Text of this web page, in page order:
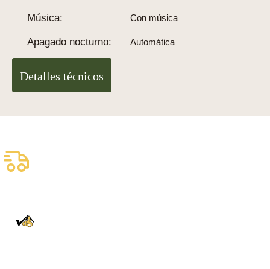
Música: Con música
Apagado nocturno: Automática
Detalles técnicos